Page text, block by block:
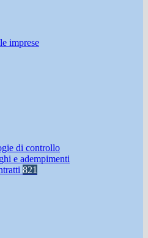
imprese
di controllo
e adempimenti
821